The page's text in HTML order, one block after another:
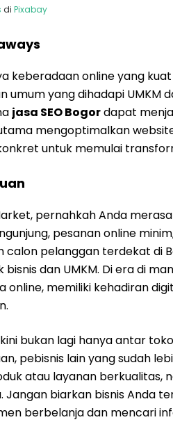
di Pixabay
keberadaan online yang
umum yang dihadapi UMKM
jasa SEO Bogordapat
mengoptimalkan
untuk memulai
pernahkah Anda
pesanan online
calon pelanggan terdekat di
bisnis dan UMKM. Di era di
online, memiliki kehadiran
bukan lagi hanya antar
pebisnis lain yang sudah
atau layanan berkualitas,
Jangan biarkan bisnis Anda
berbelanja dan mencari